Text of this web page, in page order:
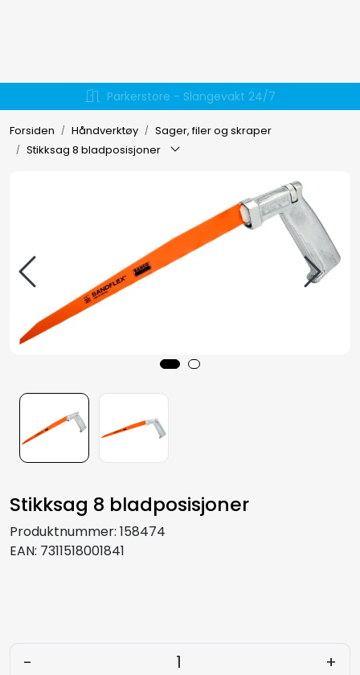
Forsiden Håndverktøy
Sager, filer og skraper
Stikksag 8 bladposisjoner
Stikksag 8 bladposisjoner
Produktnummer: 158474
EAN: 7311518001841
- +
Væskehåndtering
EL-verktøy
Arbeidsklær
Arbeidsplassen